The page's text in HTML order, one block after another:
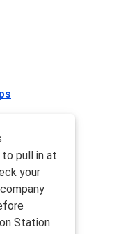
to pull in at
your
Station